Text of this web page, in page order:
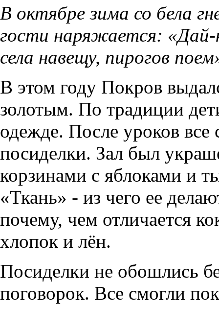
В октябре зима со бела
гости наряжается: «Дай-
села навещу, пирогов
В этом году Покров
золотым. По традиции
одежде. После уроков все
посиделки. Зал был
корзинами с яблоками и
«Ткань» - из чего ее
почему, чем отличается
хлопок и лён.
Посиделки не обошлись
поговорок. Все смогли